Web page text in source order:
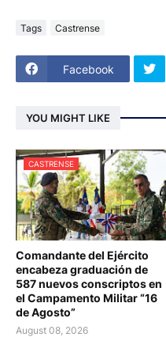
Tags Castrense
Facebook
YOU MIGHT LIKE
CASTRENSE
Comandante del Ejército
encabeza graduación de
587 nuevos conscriptos en
el Campamento Militar “16
de Agosto”
August 08, 2026